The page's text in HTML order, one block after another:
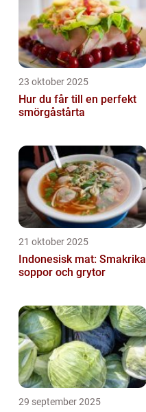
23 oktober 2025
Hur du får till en perfekt
smörgåstårta
21 oktober 2025
Indonesisk mat: Smakrika
soppor och grytor
29 september 2025